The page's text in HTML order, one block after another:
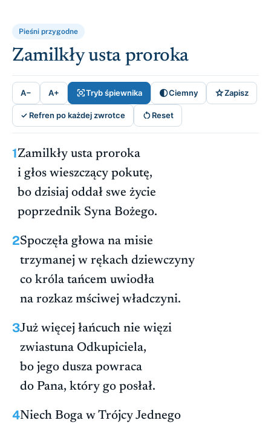
Pieśni przygodne
Zamilkły usta proroka
A− A+ Tryb śpiewnika Ciemny Zapisz
✓ Refren po każdej zwrotce Reset
1Zamilkły usta proroka
i głos wieszczący pokutę,
bo dzisiaj oddał swe życie
poprzednik Syna Bożego.
2Spoczęła głowa na misie
trzymanej w rękach dziewczyny
co króla tańcem uwiodła
na rozkaz mściwej władczyni.
3Już więcej łańcuch nie więzi
zwiastuna Odkupiciela,
bo jego dusza powraca
do Pana, który go posłał.
4Niech Boga w Trójcy Jednego